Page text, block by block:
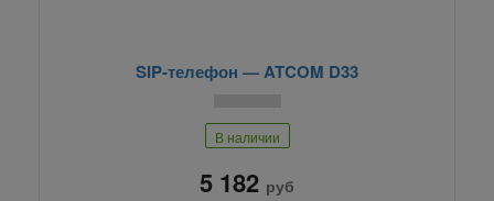
SIP-телефон — ATCOM D33
В наличии
5 182 руб